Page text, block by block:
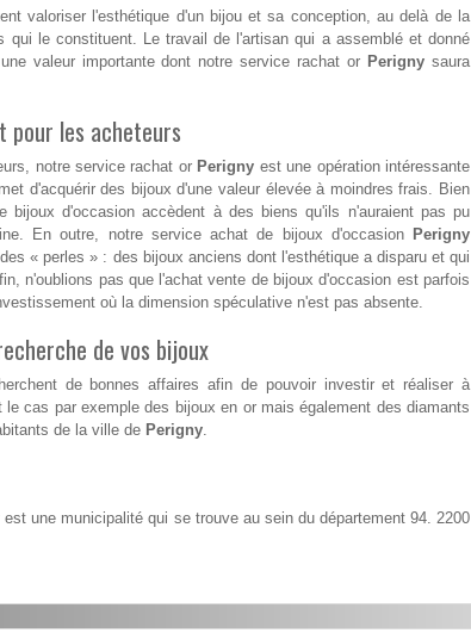
valoriser l'esthétique d'un bijou et sa conception, au delà de la
qui le constituent. Le travail de l'artisan qui a assemblé et donné
valeur importante dont notre service rachat or Perigny saura
pour les acheteurs
notre service rachat or Perigny est une opération intéressante
d'acquérir des bijoux d'une valeur élevée à moindres frais. Bien
bijoux d'occasion accèdent à des biens qu'ils n'auraient pas pu
En outre, notre service achat de bijoux d'occasion Perigny
« perles » : des bijoux anciens dont l'esthétique a disparu et qui
n'oublions pas que l'achat vente de bijoux d'occasion est parfois
où la dimension spéculative n'est pas absente.
de vos bijoux
de bonnes affaires afin de pouvoir investir et réaliser à
cas par exemple des bijoux en or mais également des diamants
de la ville de Perigny
est une municipalité qui se trouve au sein du département 94. 2200